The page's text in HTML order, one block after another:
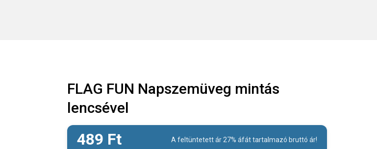
FLAG FUN Napszemüveg mintás
lencsével
489 Ft A feltüntetett ár 27% áfát tartalmazó bruttó ár!